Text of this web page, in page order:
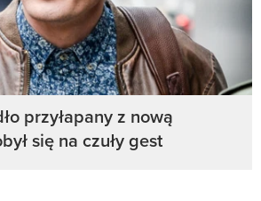
przyłapany z nową
się na czuły gest